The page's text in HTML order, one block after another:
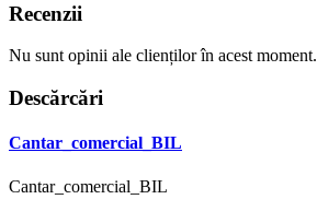
Recenzii
Nu sunt opinii ale clienților în acest moment.
Descărcări
Cantar_comercial_BIL
Cantar_comercial_BIL